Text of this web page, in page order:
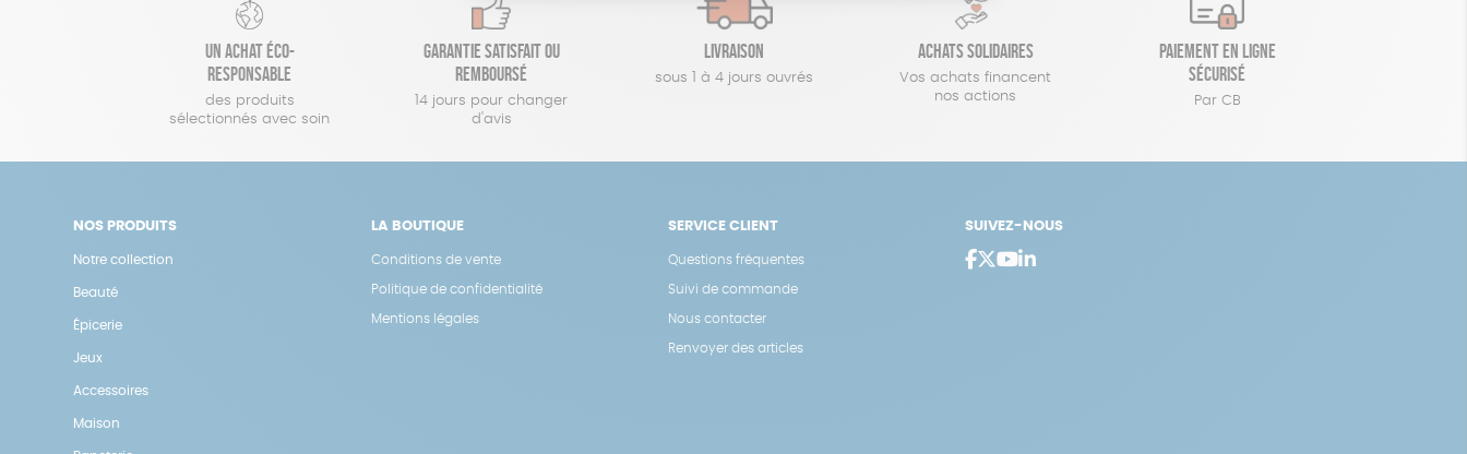
Un achat éco-
responsable
des produits
sélectionnés avec soin
Garantie satisfait ou
remboursé
14 jours pour changer
d'avis
Livraison
sous 1 à 4 jours ouvrés
Achats solidaires
Vos achats financent
nos actions
Paiement en ligne
sécurisé
Par CB
NOS PRODUITS
Notre collection
Beauté
Épicerie
Jeux
Accessoires
Maison
LA BOUTIQUE
Conditions de vente
Politique de confidentialité
Mentions légales
SERVICE CLIENT
Questions fréquentes
Suivi de commande
Nous contacter
Renvoyer des articles
SUIVEZ-NOUS